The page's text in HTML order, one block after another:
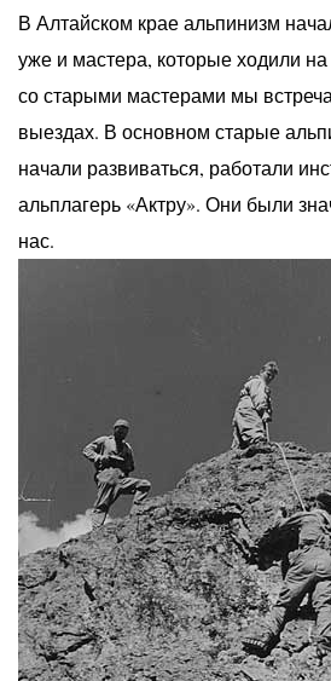
В Алтайском крае альпинизм
уже и мастера, которые ходили
со старыми мастерами мы
выездах. В основном старые
начали развиваться, работали
альплагерь «Актру». Они были
нас.